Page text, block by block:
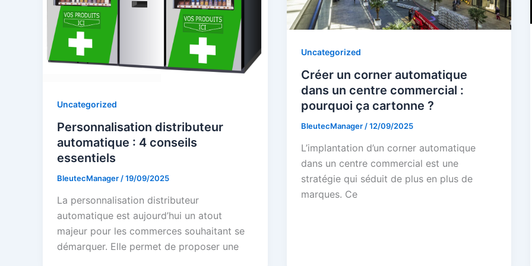
Uncategorized
Personnalisation distributeur
automatique : 4 conseils
essentiels
BleutecManager /19/09/2025
La personnalisation distributeur
automatique est aujourd’hui un atout
majeur pour les commerces souhaitant se
démarquer. Elle permet de proposer une
Uncategorized
Créer un corner automatique
dans un centre commercial :
pourquoi ça cartonne ?
BleutecManager /12/09/2025
L’implantation d’un corner automatique
dans un centre commercial est une
stratégie qui séduit de plus en plus de
marques. Ce